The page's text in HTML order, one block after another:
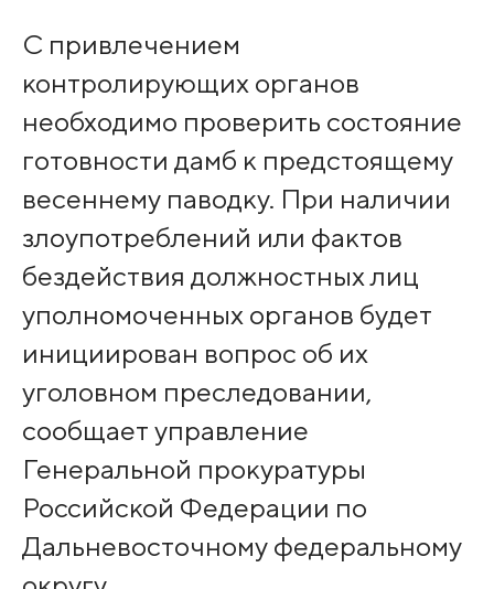
С привлечением
контролирующих органов
необходимо проверить состояние
готовности дамб к предстоящему
весеннему паводку. При наличии
злоупотреблений или фактов
бездействия должностных лиц
уполномоченных органов будет
инициирован вопрос об их
уголовном преследовании,
сообщает управление
Генеральной прокуратуры
Российской Федерации по
Дальневосточному федеральному